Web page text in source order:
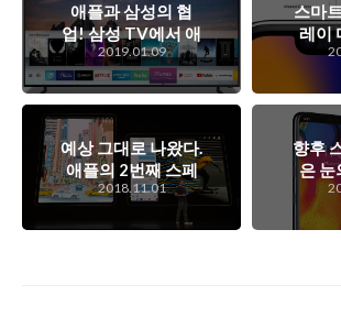
애플과 삼성의 협
업! 삼성 TV에서 애
플의 컨텐츠를 볼 수
있게 되는데.. 애플
과 타사 TV와 협업
의 의미는?
2019.01.09
스마
레이
디자
예상 그대로 나왔다.
애플의 2번째 스페
셜 이벤트에서 등장
니, 그리고 아이패드
2018.11.01
향후
은 눈